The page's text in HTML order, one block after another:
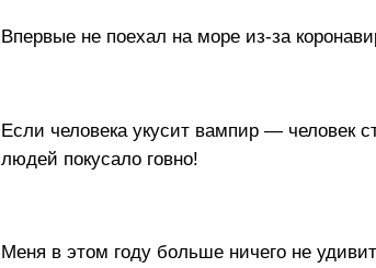
Впервые не поехал на море из-за
Если человека укусит вампир — человек
людей покусало говно!
Меня в этом году больше ничего не